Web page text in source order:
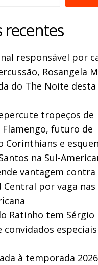
recentes
responsável por
Rosangela
do The Noite
tropeços de
Flamengo, futuro de
Corinthians e
na Sul-
vantagem contra
Central por vaga
Ratinho tem Sérgio
convidados
à temporada